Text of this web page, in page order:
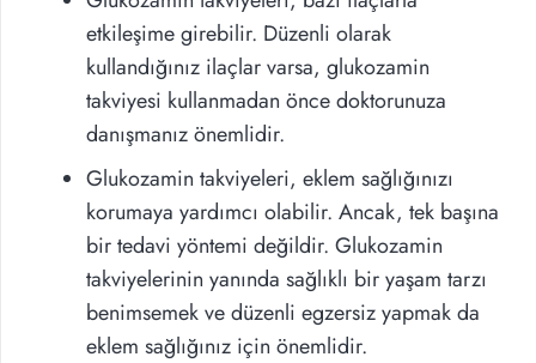
etkileşime girebilir. Düzenli olarak
kullandığınız ilaçlar varsa, glukozamin
takviyesi kullanmadan önce doktorunuza
danışmanız önemlidir.
Glukozamin takviyeleri, eklem sağlığınızı
korumaya yardımcı olabilir. Ancak, tek başına
bir tedavi yöntemi değildir. Glukozamin
takviyelerinin yanında sağlıklı bir yaşam tarzı
benimsemek ve düzenli egzersiz yapmak da
eklem sağlığınız için önemlidir.